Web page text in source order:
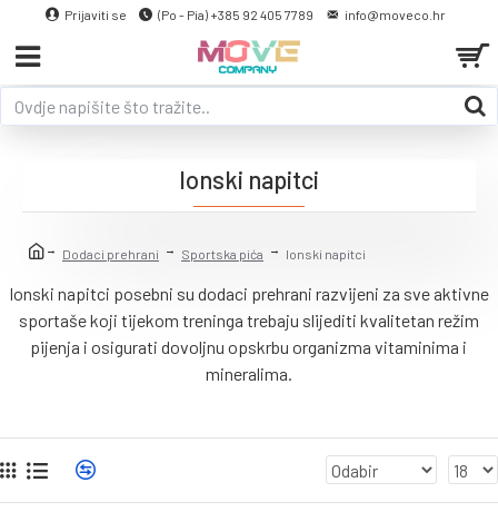
Prijaviti se (Po - Pia) +385 92 405 7789 info@moveco.hr
Dodaci prehrani Sportska pića Ionski napitci
Ionski napitci
Ionski napitci posebni su dodaci prehrani razvijeni za sve aktivne
sportaše koji tijekom treninga trebaju slijediti kvalitetan režim
pijenja i osigurati dovoljnu opskrbu organizma vitaminima i
mineralima.